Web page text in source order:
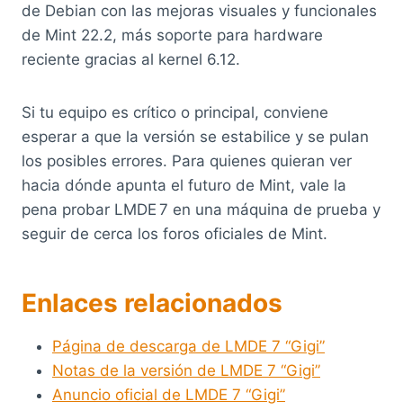
de Debian con las mejoras visuales y funcionales
de Mint 22.2, más soporte para hardware
reciente gracias al kernel 6.12.
Si tu equipo es crítico o principal, conviene
esperar a que la versión se estabilice y se pulan
los posibles errores. Para quienes quieran ver
hacia dónde apunta el futuro de Mint, vale la
pena probar LMDE 7 en una máquina de prueba y
seguir de cerca los foros oficiales de Mint.
Enlaces relacionados
Página de descarga de LMDE 7 “Gigi”
Notas de la versión de LMDE 7 “Gigi”
Anuncio oficial de LMDE 7 “Gigi”